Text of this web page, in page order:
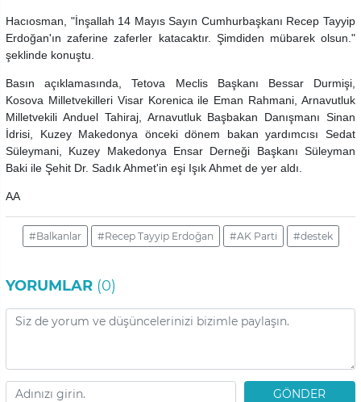
Hacıosman, "İnşallah 14 Mayıs Sayın Cumhurbaşkanı Recep Tayyip
Erdoğan'ın zaferine zaferler katacaktır. Şimdiden mübarek olsun."
şeklinde konuştu.
Basın açıklamasında, Tetova Meclis Başkanı Bessar Durmişi,
Kosova Milletvekilleri Visar Korenica ile Eman Rahmani, Arnavutluk
Milletvekili Anduel Tahiraj, Arnavutluk Başbakan Danışmanı Sinan
İdrisi, Kuzey Makedonya önceki dönem bakan yardımcısı Sedat
Süleymani, Kuzey Makedonya Ensar Derneği Başkanı Süleyman
Baki ile Şehit Dr. Sadık Ahmet'in eşi Işık Ahmet de yer aldı.
AA
#Balkanlar #Recep Tayyip Erdoğan #AK Parti #destek
YORUMLAR (0)
GÖNDER